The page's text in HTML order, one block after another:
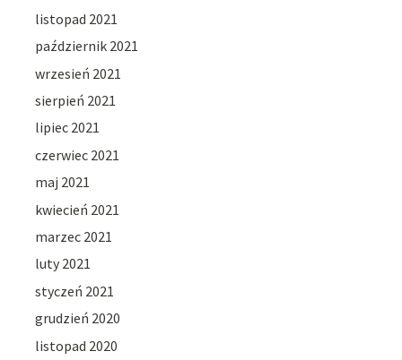
listopad 2021
październik 2021
wrzesień 2021
sierpień 2021
lipiec 2021
czerwiec 2021
maj 2021
kwiecień 2021
marzec 2021
luty 2021
styczeń 2021
grudzień 2020
listopad 2020